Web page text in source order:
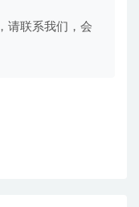
请联系我们，会